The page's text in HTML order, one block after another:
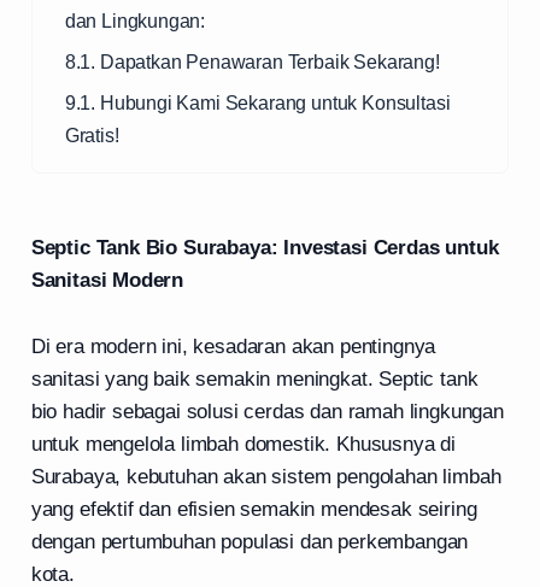
dan Lingkungan:
8.1. Dapatkan Penawaran Terbaik Sekarang!
9.1. Hubungi Kami Sekarang untuk Konsultasi
Gratis!
Septic Tank Bio Surabaya: Investasi Cerdas untuk
Sanitasi Modern
Di era modern ini, kesadaran akan pentingnya
sanitasi yang baik semakin meningkat. Septic tank
bio hadir sebagai solusi cerdas dan ramah lingkungan
untuk mengelola limbah domestik. Khususnya di
Surabaya, kebutuhan akan sistem pengolahan limbah
yang efektif dan efisien semakin mendesak seiring
dengan pertumbuhan populasi dan perkembangan
kota.